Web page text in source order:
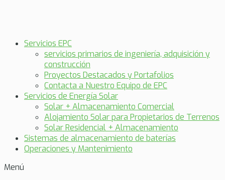
Servicios EPC
servicios primarios de ingeniería, adquisición y
construcción
Proyectos Destacados y Portafolios
Contacta a Nuestro Equipo de EPC
Servicios de Energía Solar
Solar + Almacenamiento Comercial
Alojamiento Solar para Propietarios de Terrenos
Solar Residencial + Almacenamiento
Sistemas de almacenamiento de baterías
Operaciones y Mantenimiento
Menú